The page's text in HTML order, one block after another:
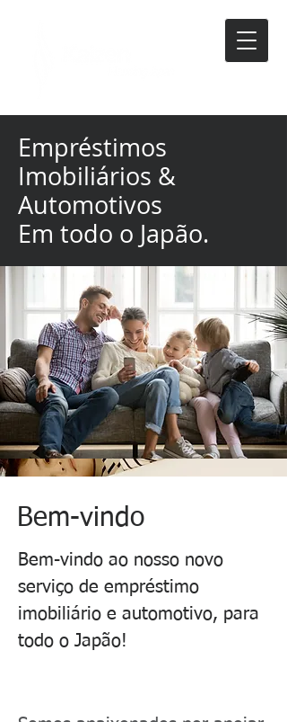
Empréstimos
Imobiliários &
Automotivos
Em todo o Japão.
Bem-vindo
Bem-vindo ao nosso novo
serviço de empréstimo
imobiliário e automotivo, para
todo o Japão!